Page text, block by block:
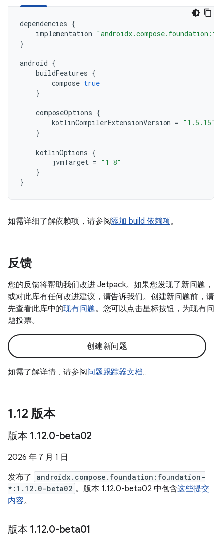
dependencies {
implementation
}
android {
buildFeatures {
compose true
}
composeOptions {
kotlinCompilerExtensionVersion = "1.5.15"
}
kotlinOptions {
jvmTarget = "1.8"
}
}
如需详细了解依赖项，请参阅添加 build 依赖项。
反馈
您的反馈将帮助我们改进 Jetpack。如果您发现了新问题，
或对此库有任何改进建议，请告诉我们。创建新问题前，请
先查看此库中的现有问题。您可以点击星标按钮，为现有问
题投票。
创建新问题
如需了解详情，请参阅问题跟踪器文档。
1.12 版本
版本 1.12.0-beta02
2026 年 7 月 1 日
发布了
androidx.compose.foundation:foundation-
*:1.12.0-beta02 。版本 1.12.0-beta02 中包含这些提交
内容。
版本 1.12.0-beta01